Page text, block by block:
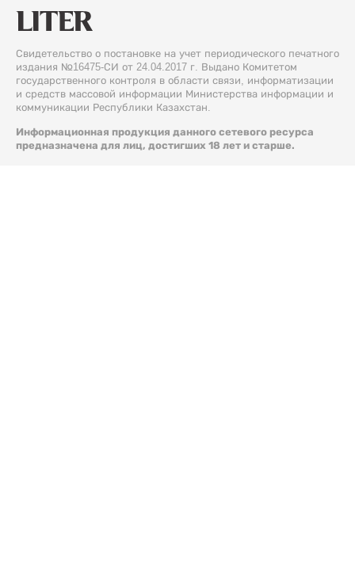
Свидетельство о постановке на учет периодического печатного
издания №16475-СИ от 24.04.2017 г. Выдано Комитетом
государственного контроля в области связи, информатизации
и средств массовой информации Министерства информации и
коммуникации Республики Казахстан.
Информационная продукция данного сетевого ресурса
предназначена для лиц, достигших 18 лет и старше.